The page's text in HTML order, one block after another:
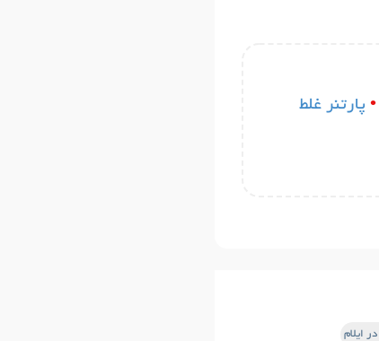
• پارتنر غلط
در ایلام